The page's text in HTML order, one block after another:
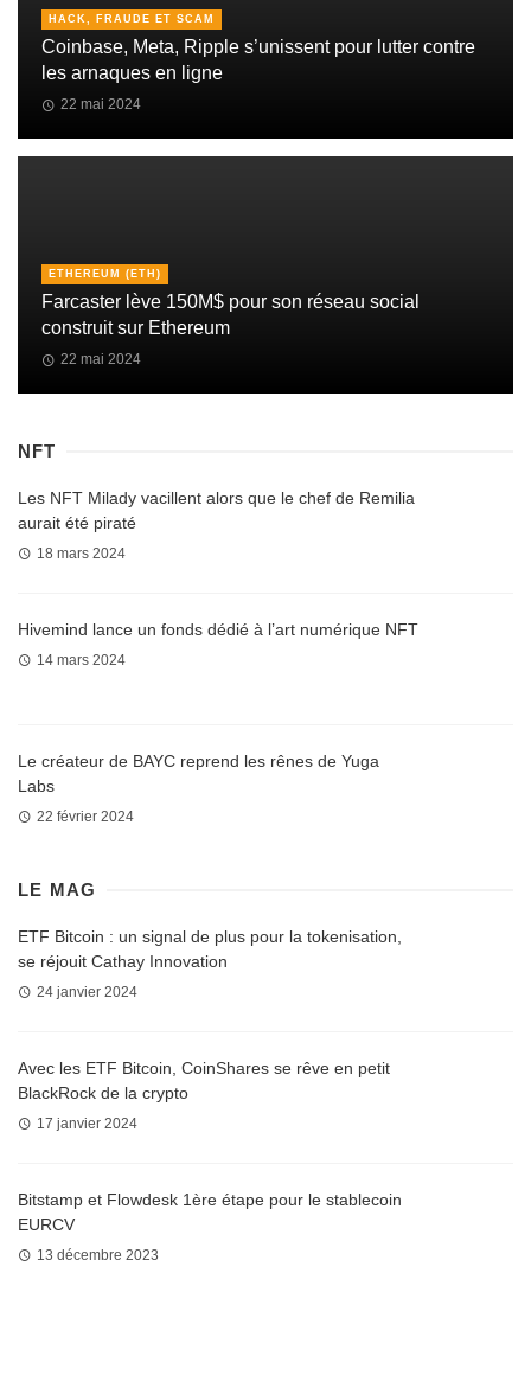
HACK, FRAUDE ET SCAM
Coinbase, Meta, Ripple s’unissent pour lutter contre
les arnaques en ligne
22 mai 2024
ETHEREUM (ETH)
Farcaster lève 150M$ pour son réseau social
construit sur Ethereum
22 mai 2024
NFT
Les NFT Milady vacillent alors que le chef de Remilia
aurait été piraté
18 mars 2024
Hivemind lance un fonds dédié à l’art numérique NFT
14 mars 2024
Le créateur de BAYC reprend les rênes de Yuga
Labs
22 février 2024
LE MAG
ETF Bitcoin : un signal de plus pour la tokenisation,
se réjouit Cathay Innovation
24 janvier 2024
Avec les ETF Bitcoin, CoinShares se rêve en petit
BlackRock de la crypto
17 janvier 2024
Bitstamp et Flowdesk 1ère étape pour le stablecoin
EURCV
13 décembre 2023